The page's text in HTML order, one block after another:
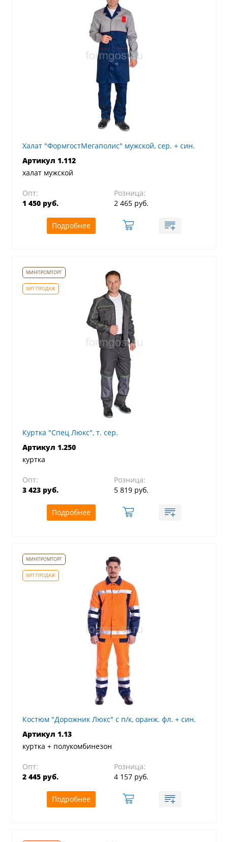
Халат "ФормгостМегаполис" мужской, сер. + син.
Артикул 1.112
халат мужской
Опт:
1 450 руб.
Розница:
2 465 руб.
Подробнее
Куртка "Спец Люкс", т. сер.
Артикул 1.250
куртка
Опт:
3 423 руб.
Розница:
5 819 руб.
Подробнее
Костюм "Дорожник Люкс" с п/к, оранж. фл. + син.
Артикул 1.13
куртка + полукомбинезон
Опт:
2 445 руб.
Розница:
4 157 руб.
Подробнее